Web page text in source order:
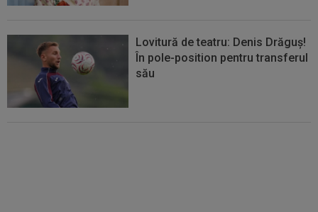
Lovitură de teatru: Denis Drăguș!
În pole-position pentru transferul
său